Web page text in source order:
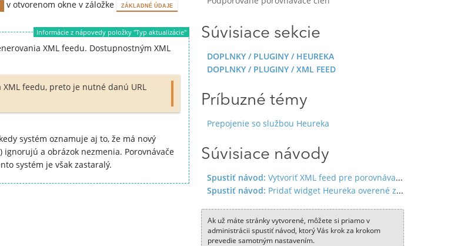
v otvorenom okne v záložke ZÁKLADNÉ ÚDAJE
Informácie z nápovedy položky "Typ aktualizácie"
XML feedu. Dostupnostným XML
feedu, preto je nutné danú URL
systém oznamuje aj to, že má nový
a obrázok nezmenia. Porovnávače
systém je však zastaralý.
Súvisiace sekcie
DOPLNKY / PLUGINY / HEUREKA
DOPLNKY / PLUGINY / XML FEED
Príbuzné témy
Prepojenie so službou Heureka
Súvisiace návody
Spustiť návod: Vytvoriť XML feed pre porovnávače cien
Spustiť návod: Pridať widget Heureka overené zákazníkmi
Ak už máte stránky vytvorené, môžete si priamo v
administrácii spustiť návod, ktorý Vás krok za krokom
prevedie samotným nastavením.